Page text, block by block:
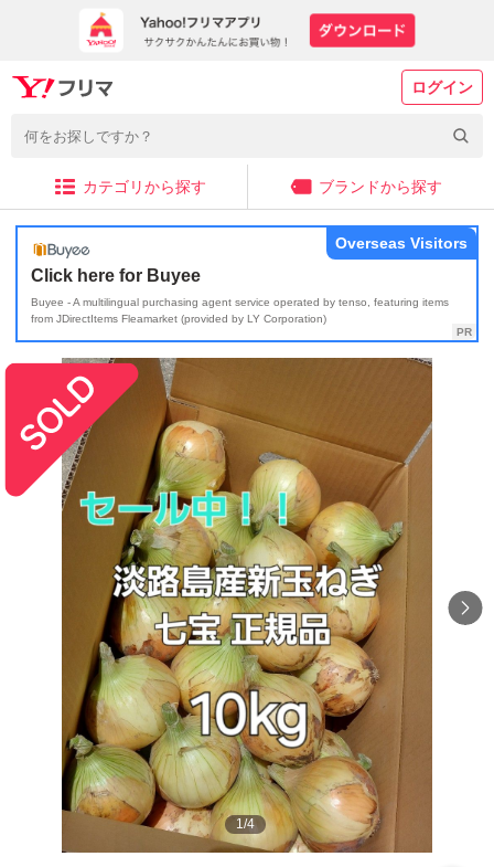
ログイン
カテゴリから探す ブランドから探す
Click here for Buyee
Buyee - A multilingual purchasing agent service operated by tenso, featuring items
from JDirectItems Fleamarket (provided by LY Corporation)
Overseas Visitors
1/4